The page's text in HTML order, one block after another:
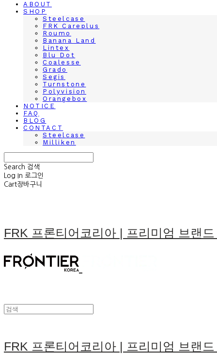
ABOUT
SHOP
Steelcase
FRK Careplus
Roumo
Banana Land
Lintex
Blu Dot
Coalesse
Grado
Segis
Turnstone
Polyvision
Orangebox
NOTICE
FAQ
BLOG
CONTACT
Steelcase
Milliken
Search 검색
Log In 로그인
Cart장바구니
FRK 프론티어코리아 | 프리미엄 브랜
FRK 프론티어코리아 | 프리미엄 브랜